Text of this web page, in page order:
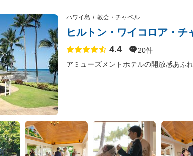
ハワイ島 教会・チャペル
ヒルトン・ワイコロア・チ
点数
4.4
20件
アミューズメントホテルの開放感あふ